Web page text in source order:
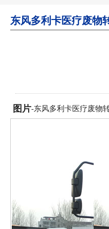
东风多利卡医疗废物
图片-东风多利卡医疗废物